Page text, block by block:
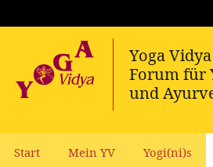
Start Mein YV Yogi(ni)s